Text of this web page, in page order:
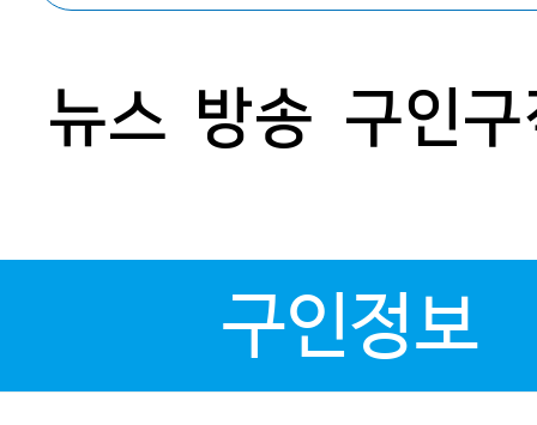
뉴스 방송 구인
구인정보